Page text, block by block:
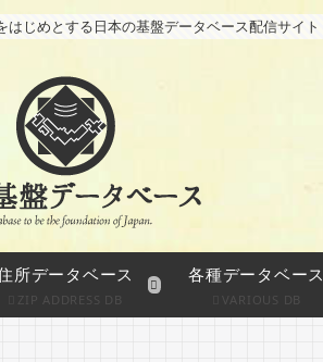
はじめとする日本の基盤データベース配信サイト
所データベース
ZIP ADDRESS DB
各種データベース
VARIOUS DB